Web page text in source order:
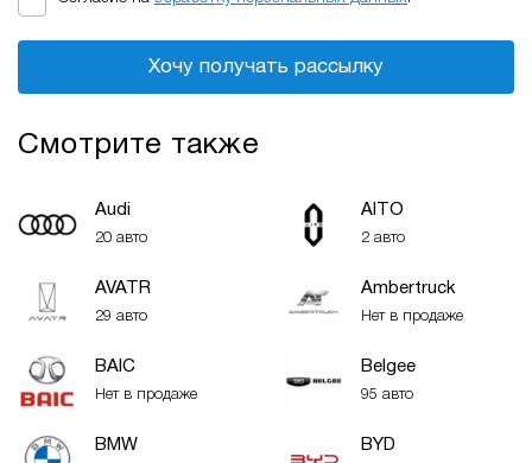
Хочу получать рассылку
Смотрите также
Audi
20 авто
AITO
2 авто
AVATR
29 авто
Ambertruck
Нет в продаже
BAIC
Нет в продаже
Belgee
95 авто
BMW BYD